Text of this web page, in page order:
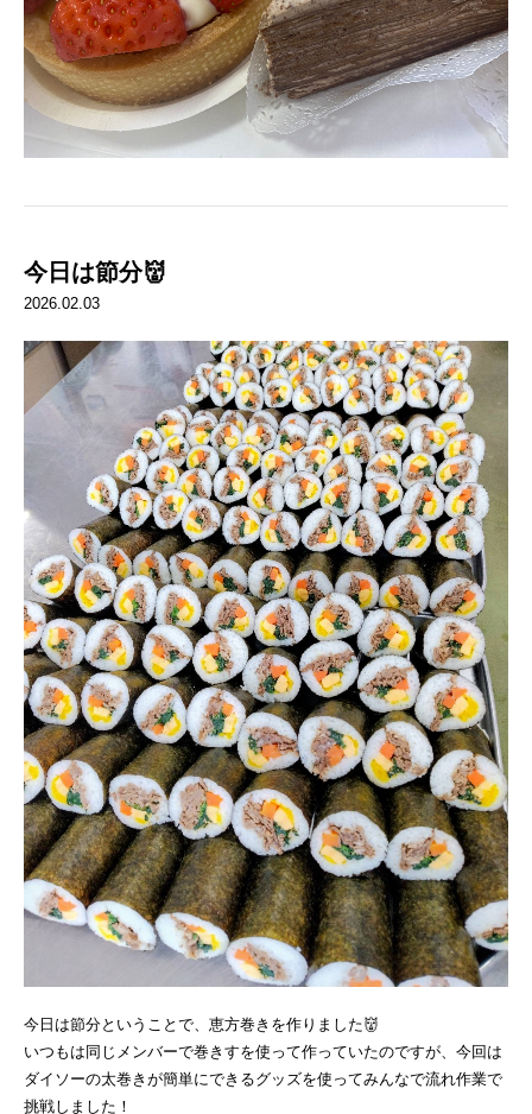
今日は節分👹
2026.02.03
今日は節分ということで、恵方巻きを作りました👹
いつもは同じメンバーで巻きすを使って作っていたのですが、今回は
ダイソーの太巻きが簡単にできるグッズを使ってみんなで流れ作業で
挑戦しました！